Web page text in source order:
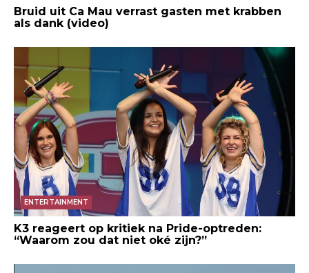
Bruid uit Ca Mau verrast gasten met krabben
als dank (video)
ENTERTAINMENT
K3 reageert op kritiek na Pride-optreden:
“Waarom zou dat niet oké zijn?”